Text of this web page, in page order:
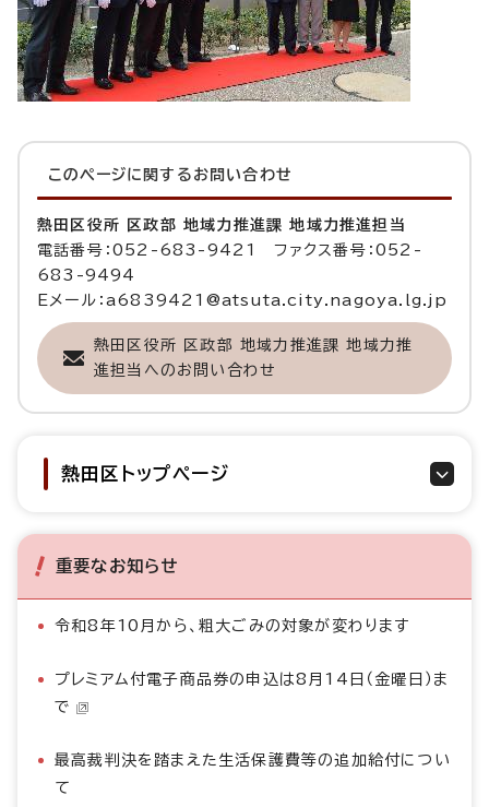
このページに関する お問い合わせ
熱田区役所 区政部 地域力推進課 地域力推進担当
電話番号：052-683-9421 ファクス番号：052-
683-9494
Eメール：a6839421@atsuta.city.nagoya.lg.jp
熱田区役所 区政部 地域力推進課 地域力推
進担当へのお問い合わせ
熱田区トップページ
重要なお知らせ
令和8年10月から、粗大ごみの対象が変わります
プレミアム付電子商品券の申込は8月14日（金曜日）ま
で
最高裁判決を踏まえた生活保護費等の追加給付につい
て